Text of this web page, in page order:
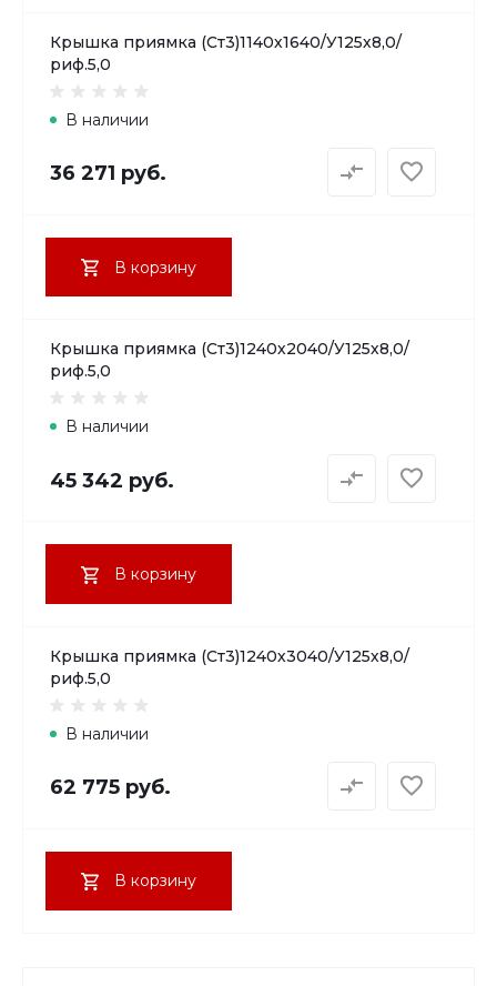
Крышка приямка (Ст3)1140х1640/У125х8,0/
риф.5,0
В наличии
36 271 руб.
В корзину
Крышка приямка (Ст3)1240х2040/У125х8,0/
риф.5,0
В наличии
45 342 руб.
В корзину
Крышка приямка (Ст3)1240х3040/У125х8,0/
риф.5,0
В наличии
62 775 руб.
В корзину